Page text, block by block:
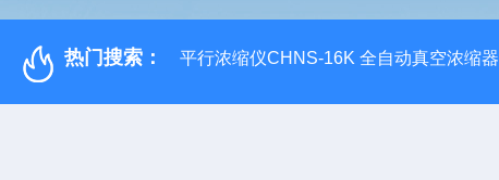
热门搜索： 平行浓缩仪CHNS-16K 全自动真空浓缩器